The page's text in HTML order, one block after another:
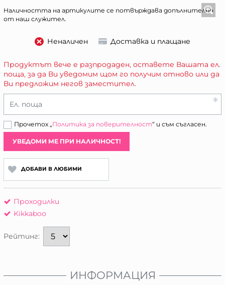
Наличността на артикулите се потвърждава допълнително
от наш служител.
Неналичен Доставка и плащане
Продуктът вече е разпродаден, оставете Вашата ел.
поща, за да Ви уведомим щом го получим отново или да
Ви предложим негов заместител.
Ел. поща
Прочетох „Политика за поверителност“ и съм съгласен.
УВЕДОМИ МЕ ПРИ НАЛИЧНОСТ!
ДОБАВИ В ЛЮБИМИ
Проходилки
Kikkaboo
Рейтинг:
ИНФОРМАЦИЯ